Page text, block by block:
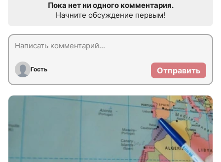
Пока нет ни одного комментария.
Начните обсуждение первым!
Гость Отправить